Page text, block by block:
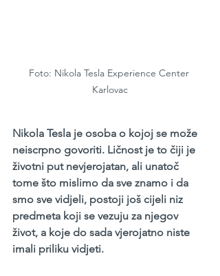
Foto: Nikola Tesla Experience Center
Karlovac
Nikola Tesla je osoba o kojoj se može
neiscrpno govoriti. Ličnost je to čiji je
životni put nevjerojatan, ali unatoč
tome što mislimo da sve znamo i da
smo sve vidjeli, postoji još cijeli niz
predmeta koji se vezuju za njegov
život, a koje do sada vjerojatno niste
imali priliku vidjeti.